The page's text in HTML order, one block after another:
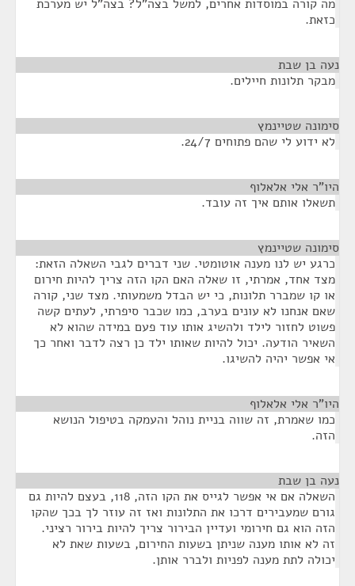
מה קורה במוסדות אחרים, למשל בצה"ל? בצה"ל יש מערכת
כזאת.
נעה בן שבת
מבקר תלונות חיילים.
סימונה שטיינמץ
לא ידוע לי שהם פתוחים 24/7.
היו"ר אלי אלאלוף
תשאלו אותם איך זה עובד.
סימונה שטיינמץ
כרגע יש לנו מענה אוטומטי. שני דברים לגבי השאלה הזאת:
מצד אחד, אמרתי, זו שאלה האם הקו הזה צריך להיות חירום
או קו שמברר תלונות, כי יש הבדל משמעותי. מצד שני, קורה
שאם אנחנו לא עונים בערב, כמו שכבר סיפרתי, לעתים קשה
פשוט לחזור לילד ולהשיג אותו עוד פעם במידה שהוא לא
השאיר הודעה. יכול להיות שאותו ילד כן רצה לדבר ואחר כך
אי אפשר יהיה להשיגו.
היו"ר אלי אלאלוף
כמו שאמרת, זה שווה בניית נוהל והעמקה בטיפול הנושא
הזה.
נעה בן שבת
השאלה אם אי אפשר לגייס את הקו הזה, 118, בעצם להיות גם
גורם שמעבירים דרכו את התלונות ואז זה עוזר לך בכך שהקו
הזה הוא גם חירומי ועדיין הבירור צריך להיות בירור רציני.
זה לא אותו מענה שניתן בשעות החירום, בשעות שאת לא
יכולה לתת מענה לפניות ולברר אותן.